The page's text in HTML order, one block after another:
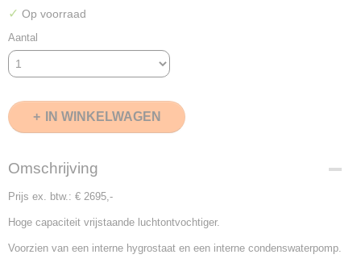
✓ Op voorraad
Aantal
IN WINKELWAGEN
Omschrijving
Prijs ex. btw.: € 2695,-
Hoge capaciteit vrijstaande luchtontvochtiger.
Voorzien van een interne hygrostaat en een interne condenswaterpomp.